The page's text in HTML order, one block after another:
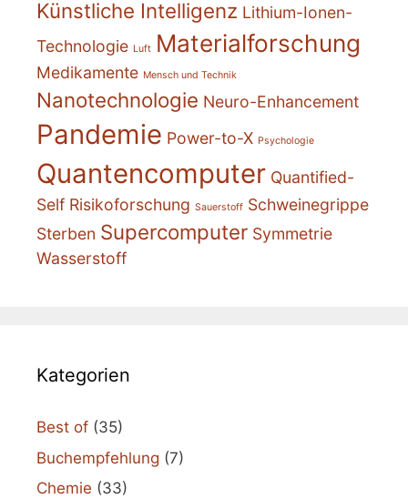
Künstliche Intelligenz Lithium-Ionen-
Technologie Luft Materialforschung
Medikamente Mensch und Technik
Nanotechnologie Neuro-Enhancement
Pandemie Power-to-X Psychologie
Quantencomputer Quantified-
Self Risikoforschung Sauerstoff Schweinegrippe
Sterben Supercomputer Symmetrie
Wasserstoff
Kategorien
Best of (35)
Buchempfehlung (7)
Chemie (33)